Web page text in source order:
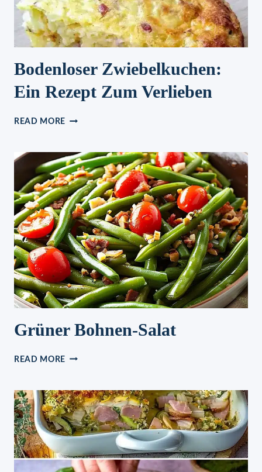
Bodenloser Zwiebelkuchen:
Ein Rezept Zum Verlieben
READ MORE BODENLOSER
REZEPT
ZUM
VERLIEBEN
Grüner Bohnen-Salat
READ MORE GRÜNER